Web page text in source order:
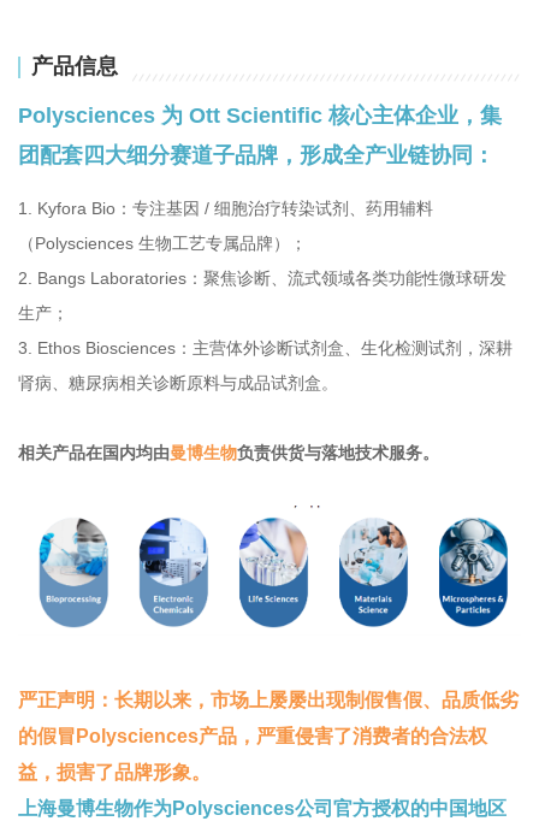
产品信息
Polysciences 为 Ott Scientific 核心主体企业，集
团配套四大细分赛道子品牌，形成全产业链协同：
1. Kyfora Bio：专注基因 / 细胞治疗转染试剂、药用辅料
（Polysciences 生物工艺专属品牌）；
2. Bangs Laboratories：聚焦诊断、流式领域各类功能性微球研发
生产；
3. Ethos Biosciences：主营体外诊断试剂盒、生化检测试剂，深耕
肾病、糖尿病相关诊断原料与成品试剂盒。
相关产品在国内均由曼博生物负责供货与落地技术服务。
严正声明：长期以来，市场上屡屡出现制假售假、品质低劣
的假冒Polysciences产品，严重侵害了消费者的合法权
益，损害了品牌形象。
上海曼博生物作为Polysciences公司官方授权的中国地区